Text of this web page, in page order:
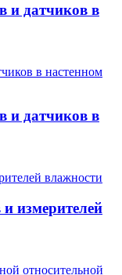
и датчиков в
и датчиков в
измерителей